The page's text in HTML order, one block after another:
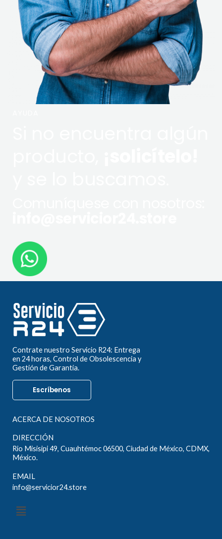
Contrate nuestro Servicio R24: Entrega
en 24 horas, Control de Obsolescencia y
Gestión de Garantía.
Escríbenos
ACERCA DE NOSOTROS
DIRECCIÓN
Rio Misisipi 49, Cuauhtémoc 06500, Ciudad de México, CDMX,
México.
EMAIL
info@servicior24.store
Menú